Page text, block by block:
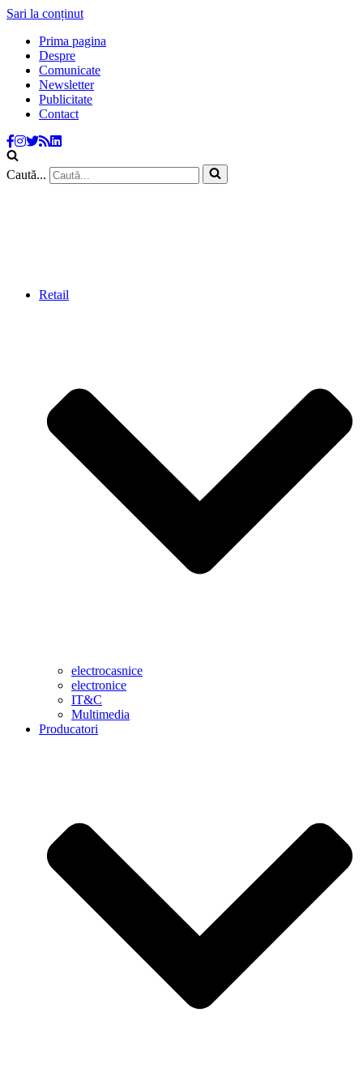
Sari la conținut
Prima pagina
Despre
Comunicate
Newsletter
Publicitate
Contact
Caută...
Retail
electrocasnice
electronice
IT&C
Multimedia
Producatori